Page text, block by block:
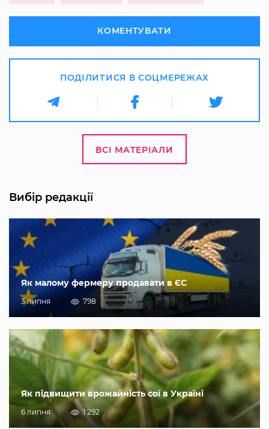
КОМЕНТУВАТИ
ПОДІЛИТИСЯ В СОЦМЕРЕЖАХ
ВСІ МАТЕРІАЛИ
Вибір редакції
Як малому фермеру продавати в ЄС
3 липня 798
Як підвищити врожайність сої в Україні
6 липня 1 292